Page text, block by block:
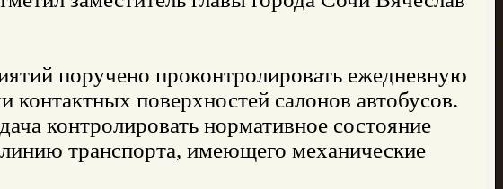
поручено проконтролировать ежедневную
поверхностей салонов автобусов.
контролировать нормативное состояние
транспорта, имеющего механические